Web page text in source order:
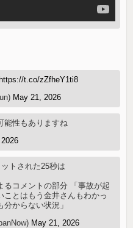
https://t.co/zZfheY1ti8
May 21, 2026
能性もありますね
トされた25秒は
コメントの部分 「事故が起
ことはもう金井さんもわかっ
からない状況」
May 21, 2026